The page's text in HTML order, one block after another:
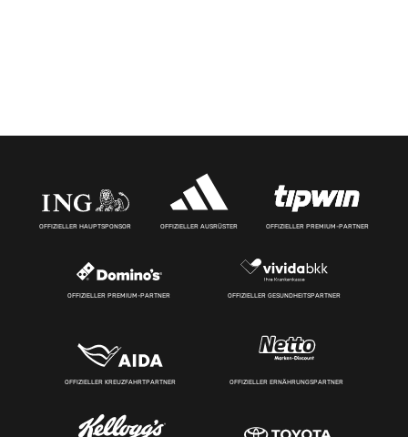
OFFIZIELLER HAUPTSPONSOR OFFIZIELLER AUSRÜSTER OFFIZIELLER PREMIUM-PARTNER
OFFIZIELLER PREMIUM-PARTNER OFFIZIELLER GESUNDHEITSPARTNER
OFFIZIELLER KREUZFAHRTPARTNER OFFIZIELLER ERNÄHRUNGSPARTNER